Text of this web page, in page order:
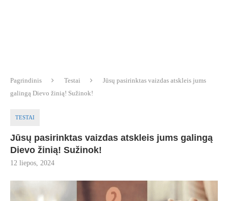
Pagrindinis Testai
Jūsų pasirinktas vaizdas atskleis jums
galingą Dievo žinią! Sužinok!
TESTAI
Jūsų pasirinktas vaizdas atskleis jums galingą
Dievo žinią! Sužinok!
12 liepos, 2024